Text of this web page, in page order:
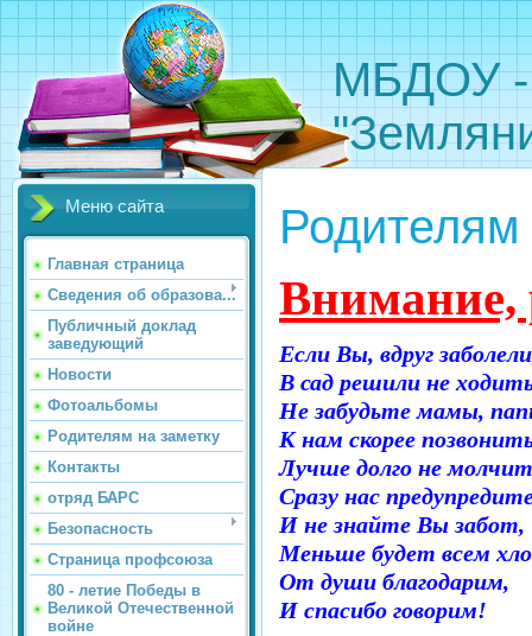
МБДОУ -
Меню сайта
Главная страница
Сведения об образова...
Публичный доклад
заведующий
Новости
Фотоальбомы
Родителям на заметку
Контакты
отряд БАРС
Безопасность
Страница профсоюза
80 - летие Победы в
Великой Отечественной
войне
Родителям
Внимание,
Если Вы, вдруг
В сад решили не
Не забудьте мамы,
К нам скорее
Лучше долго не
Сразу нас
И не знайте Вы забот,
Меньше будет всем
От души благодарим,
И спасибо говорим!